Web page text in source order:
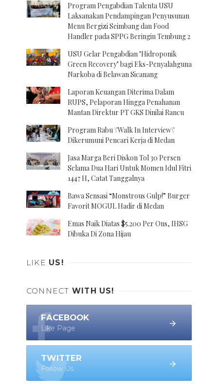
Program Pengabdian Talenta USU
Laksanakan Pendampingan Penyusunan
Menu Bergizi Seimbang dan Food
Handler pada SPPG Beringin Tembung 2
USU Gelar Pengabdian "Hidroponik
Green Recovery" bagi Eks-Penyalahguna
Narkoba di Belawan Sicanang
Laporan Keuangan Diterima Dalam
RUPS, Pelaporan Hingga Penahanan
Mantan Direktur PT GKS Dinilai Rancu
Program Rabu \'Walk In Interview\'
Dikerumuni Pencari Kerja di Medan
Jasa Marga Beri Diskon Tol 30 Persen
Selama Dua Hari Untuk Momen Idul Fitri
1447 H, Catat Tanggalnya
Bawa Sensasi “Monstrous Gulp!” Burger
Favorit MOGUL Hadir di Medan
Emas Naik Diatas $5.200 Per Ons, IHSG
Dibuka Di Zona Hijau
LIKE US!
CONNECT WITH US!
FACEBOOK
Like Page
TWITTER
Follow Us